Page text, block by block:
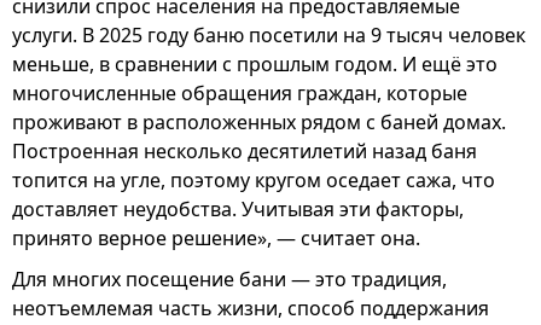
снизили спрос населения на предоставляемые
услуги. В 2025 году баню посетили на 9 тысяч человек
меньше, в сравнении с прошлым годом. И ещё это
многочисленные обращения граждан, которые
проживают в расположенных рядом с баней домах.
Построенная несколько десятилетий назад баня
топится на угле, поэтому кругом оседает сажа, что
доставляет неудобства. Учитывая эти факторы,
принято верное решение», — считает она.
Для многих посещение бани — это традиция,
неотъемлемая часть жизни, способ поддержания